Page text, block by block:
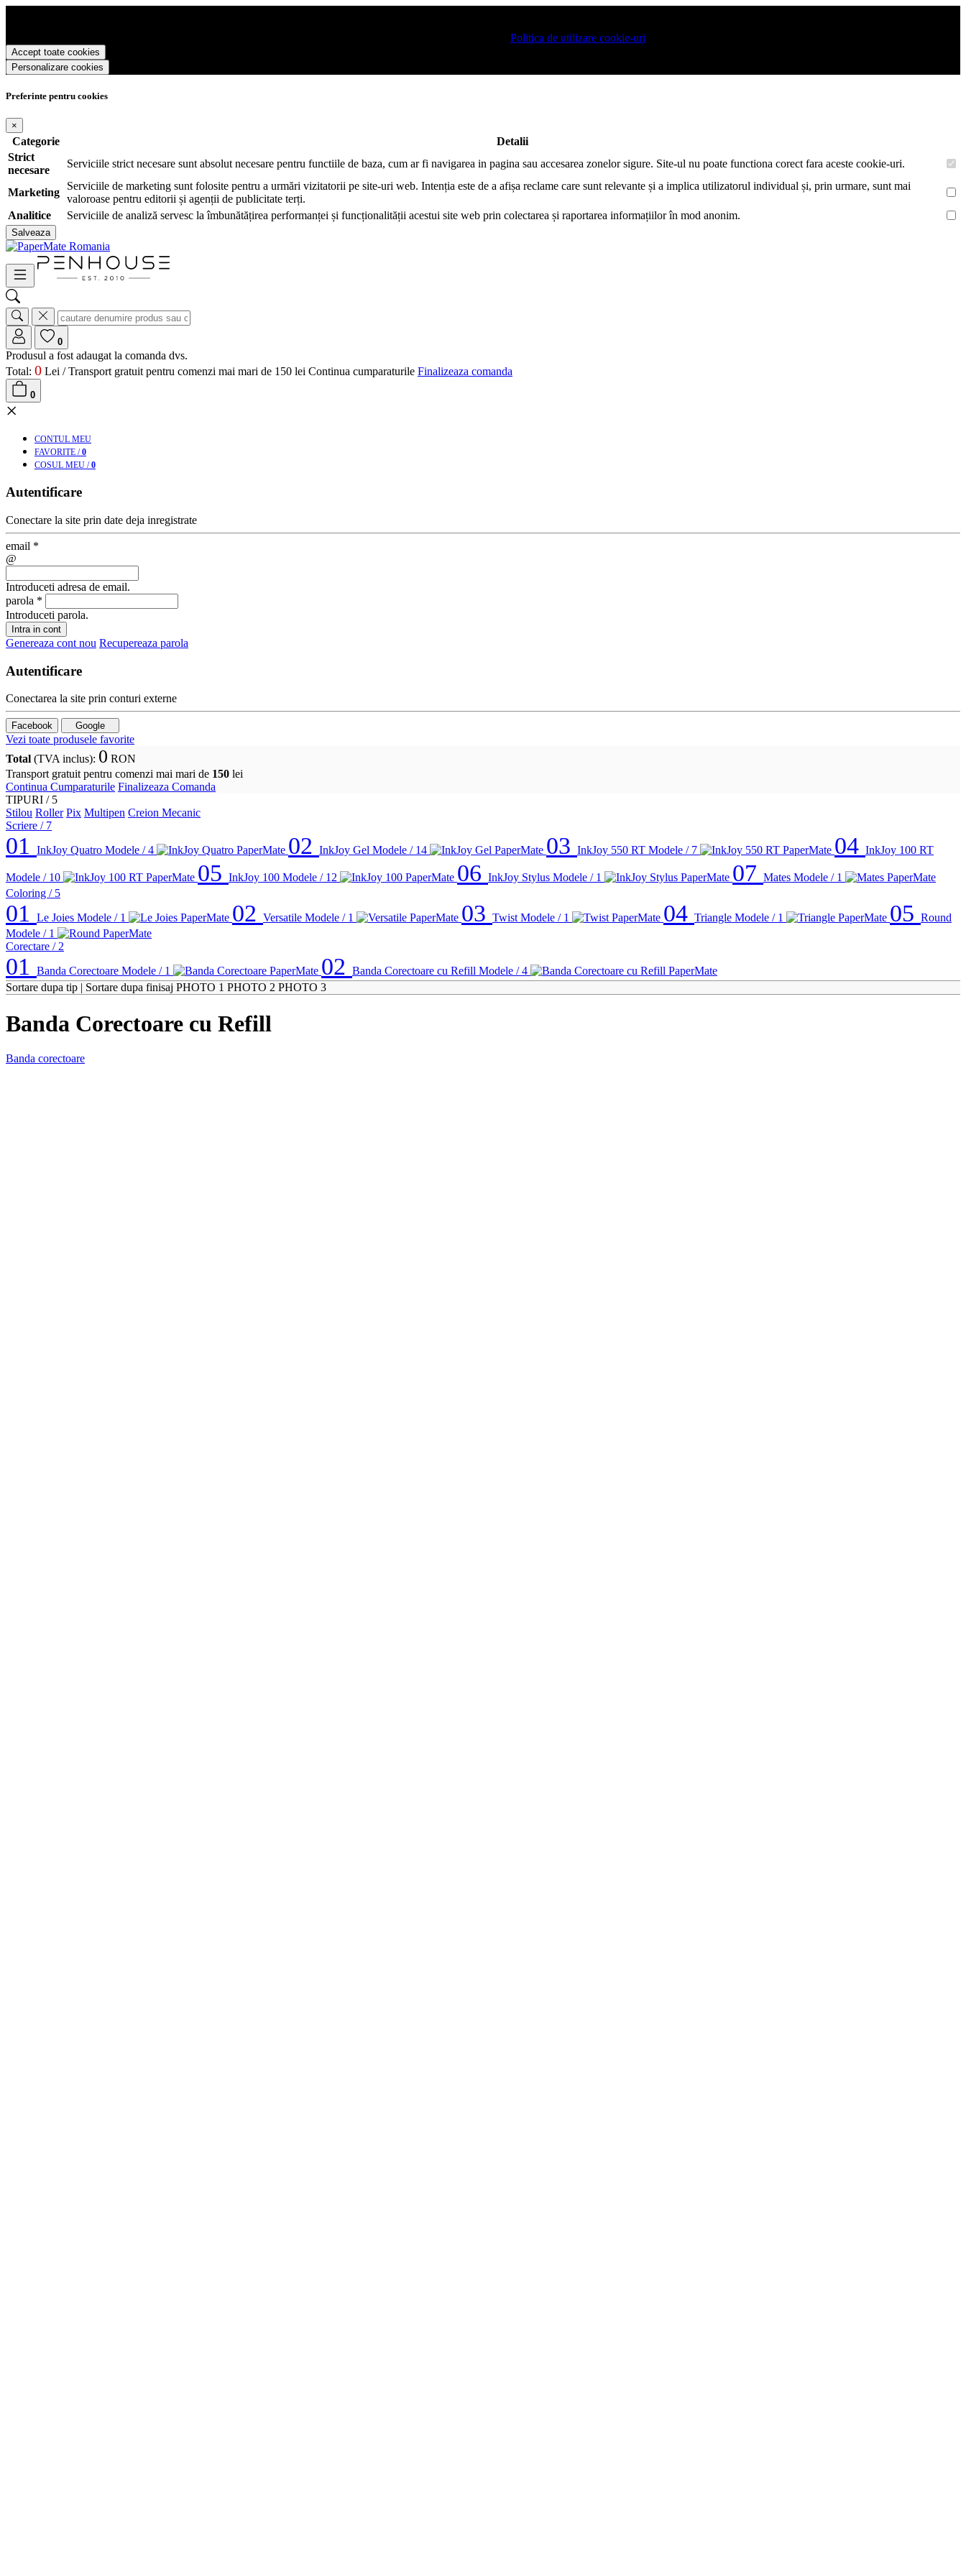
Politica de utilizare cookie-uri
Accept toate cookies
Personalizare cookies
Preferinte pentru cookies
×
Categorie
Detalii
Strict
necesare
Serviciile strict necesare sunt absolut necesare pentru functiile de baza, cum ar fi navigarea in pagina sau accesarea zonelor sigure. Site-ul nu poate functiona corect fara aceste cookie-uri.
Marketing
Serviciile de marketing sunt folosite pentru a urmări vizitatorii pe site-uri web. Intenția este de a afișa reclame care sunt relevante și a implica utilizatorul individual și, prin urmare, sunt mai
valoroase pentru editorii și agenții de publicitate terți.
Analitice
Serviciile de analiză servesc la îmbunătățirea performanței și funcționalității acestui site web prin colectarea și raportarea informațiilor în mod anonim.
Salveaza
0
Produsul a fost adaugat la comanda dvs.
Total: 0 Lei /Transport gratuit pentru comenzi mai mari de 150 lei Continua cumparaturile Finalizeaza comanda
0
×
CONTUL MEU
FAVORITE / 0
COSUL MEU / 0
Autentificare
Conectare la site prin date deja inregistrate
email *
@
Introduceti adresa de email.
parola *
Introduceti parola.
Intra in cont
Genereaza cont nou Recupereaza parola
Autentificare
Conectarea la site prin conturi externe
Facebook Google
Vezi toate produsele favorite
Total (TVA inclus): 0 RON
Transport gratuit pentru comenzi mai mari de 150 lei
Continua Cumparaturile Finalizeaza Comanda
TIPURI / 5
Stilou Roller Pix Multipen Creion Mecanic
Scriere / 7
01 InkJoy Quatro Modele / 4 02 InkJoy Gel Modele / 14 03 InkJoy 550 RT Modele / 7 04 InkJoy 100 RT
Modele / 10 05 InkJoy 100 Modele / 12 06 InkJoy Stylus Modele / 1 07 Mates Modele / 1
Coloring / 5
01 Le Joies Modele / 1 02 Versatile Modele / 1 03 Twist Modele / 1 04 Triangle Modele / 1 05 Round
Modele / 1
Corectare / 2
01 Banda Corectoare Modele / 1 02 Banda Corectoare cu Refill Modele / 4
Sortare dupa tip | Sortare dupa finisaj PHOTO 1 PHOTO 2 PHOTO 3
Banda Corectoare cu Refill
Banda corectoare